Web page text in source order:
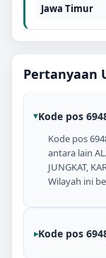
Jawa Timur
Pertanyaan
Kode pos
Kode pos
antara lain
JUNGKAT,
Wilayah ini
Kode pos